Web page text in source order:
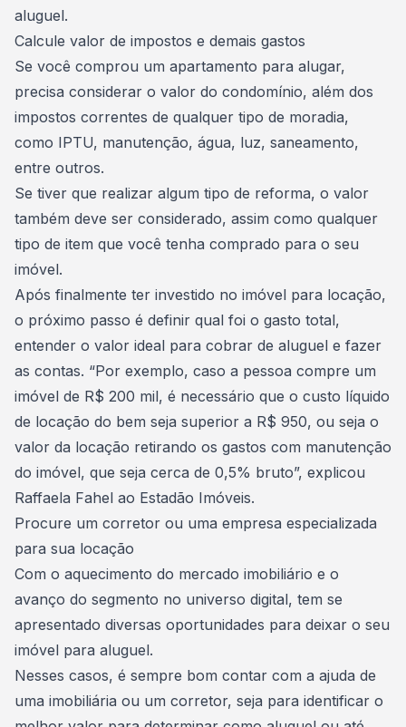
aluguel.
Calcule valor de impostos e demais gastos
Se você comprou um apartamento para alugar,
precisa considerar o valor do condomínio, além dos
impostos correntes de qualquer tipo de moradia,
como IPTU, manutenção, água, luz, saneamento,
entre outros.
Se tiver que realizar algum tipo de reforma, o valor
também deve ser considerado, assim como qualquer
tipo de item que você tenha comprado para o seu
imóvel.
Após finalmente ter investido no imóvel para locação,
o próximo passo é definir qual foi o gasto total,
entender o valor ideal para cobrar de aluguel e fazer
as contas. “Por exemplo, caso a pessoa compre um
imóvel de R$ 200 mil, é necessário que o custo líquido
de locação do bem seja superior a R$ 950, ou seja o
valor da locação retirando os gastos com manutenção
do imóvel, que seja cerca de 0,5% bruto”, explicou
Raffaela Fahel ao Estadão Imóveis.
Procure um corretor ou uma empresa especializada
para sua locação
Com o aquecimento do mercado imobiliário e o
avanço do segmento no universo digital, tem se
apresentado diversas oportunidades para deixar o seu
imóvel para aluguel.
Nesses casos, é sempre bom contar com a ajuda de
uma imobiliária ou um corretor, seja para identificar o